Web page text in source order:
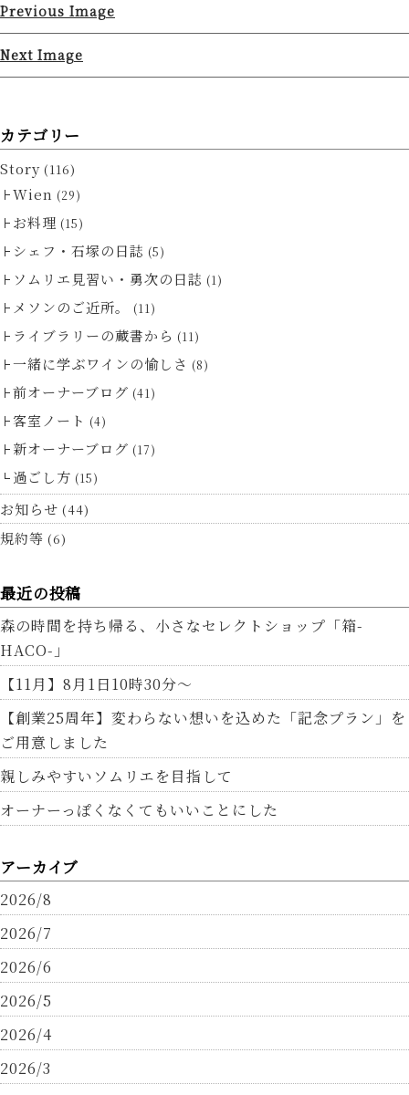
Previous Image
Next Image
カテゴリー
Story (116)
Wien (29)
お料理 (15)
シェフ・石塚の日誌 (5)
ソムリエ見習い・勇次の日誌 (1)
メソンのご近所。 (11)
ライブラリーの蔵書から (11)
一緒に学ぶワインの愉しさ (8)
前オーナーブログ (41)
客室ノート (4)
新オーナーブログ (17)
過ごし方 (15)
お知らせ (44)
規約等 (6)
最近の投稿
森の時間を持ち帰る、小さなセレクトショップ「箱-
HACO-」
【11月】8月1日10時30分～
【創業25周年】変わらない想いを込めた「記念プラン」を
ご用意しました
親しみやすいソムリエを目指して
オーナーっぽくなくてもいいことにした
アーカイブ
2026/8
2026/7
2026/6
2026/5
2026/4
2026/3